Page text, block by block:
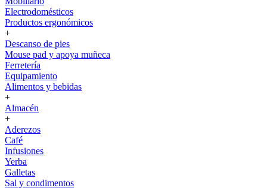
Electrodomésticos
Productos ergonómicos
+
Descanso de pies
Mouse pad y apoya muñeca
Ferretería
Equipamiento
Alimentos y bebidas
+
Almacén
+
Aderezos
Café
Infusiones
Yerba
Galletas
Sal y condimentos